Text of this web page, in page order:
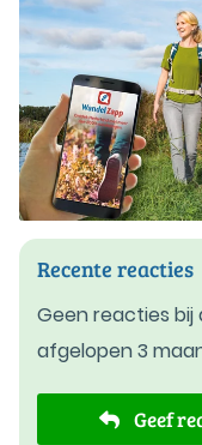
Recente reacties
Geen reacties bij
afgelopen 3
Geef